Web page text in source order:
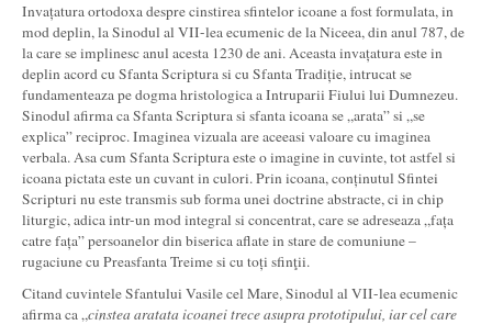
Invațatura ortodoxa despre cinstirea sfintelor icoane a fost formulata, in
mod deplin, la Sinodul al VII-lea ecumenic de la Niceea, din anul 787, de
la care se implinesc anul acesta 1230 de ani. Aceasta invațatura este in
deplin acord cu Sfanta Scriptura si cu Sfanta Tradiție, intrucat se
fundamenteaza pe dogma hristologica a Intruparii Fiului lui Dumnezeu.
Sinodul afirma ca Sfanta Scriptura si sfanta icoana se „arata” si „se
explica” reciproc. Imaginea vizuala are aceeasi valoare cu imaginea
verbala. Asa cum Sfanta Scriptura este o imagine in cuvinte, tot astfel si
icoana pictata este un cuvant in culori. Prin icoana, conținutul Sfintei
Scripturi nu este transmis sub forma unei doctrine abstracte, ci in chip
liturgic, adica intr-un mod integral si concentrat, care se adreseaza „fața
catre fața” persoanelor din biserica aflate in stare de comuniune –
rugaciune cu Preasfanta Treime si cu toți sfinţii.
Citand cuvintele Sfantului Vasile cel Mare, Sinodul al VII-lea ecumenic
afirma ca „cinstea aratata icoanei trece asupra prototipului, iar cel care